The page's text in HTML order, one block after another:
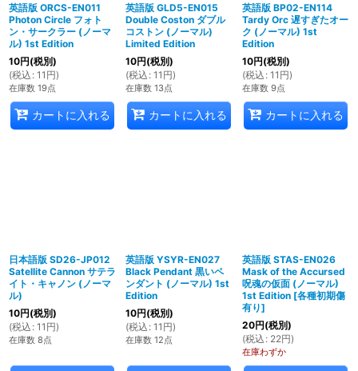
英語版 ORCS-EN011
Photon Circle フォト
ン・サークラー (ノーマ
ル) 1st Edition
10円(税別)
(税込 : 11 円)
在庫数 19点
カートに入れる
英語版 GLD5-EN015
Double Coston ダブル
コストン (ノーマル)
Limited Edition
10円(税別)
(税込 : 11 円)
在庫数 13点
カートに入れる
英語版 BP02-EN114
Tardy Orc 遅すぎたオー
ク (ノーマル) 1st
Edition
10円(税別)
(税込 : 11 円)
在庫数 9点
カートに入れる
日本語版 SD26-JP012
Satellite Cannon サテラ
イト・キャノン (ノーマ
ル)
10円(税別)
(税込 : 11 円)
在庫数 8点
英語版 YSYR-EN027
Black Pendant 黒いペ
ンダント (ノーマル) 1st
Edition
10円(税別)
(税込 : 11 円)
在庫数 12点
英語版 STAS-EN026
Mask of the Accursed
呪魂の仮面 (ノーマル)
1st Edition [各種初期傷
有り]
20円(税別)
(税込 : 22円)
在庫わずか